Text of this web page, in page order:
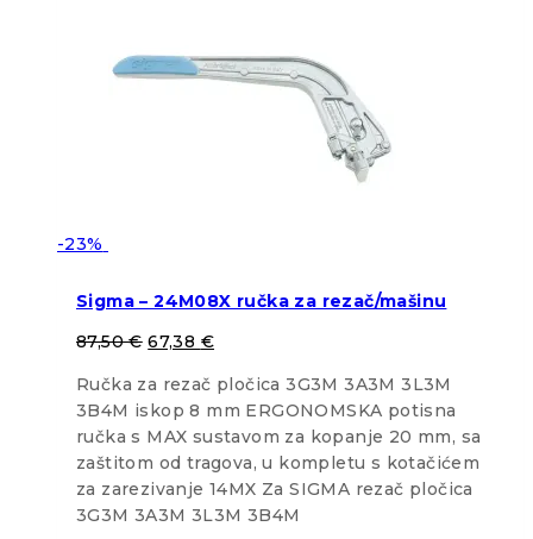
-23%
Sigma – 24M08X ručka za rezač/mašinu
87,50€ 67,38 €
Ručka za rezač pločica 3G3M 3A3M 3L3M
3B4M iskop 8 mm ERGONOMSKA potisna
ručka s MAX sustavom za kopanje 20 mm, sa
zaštitom od tragova, u kompletu s kotačićem
za zarezivanje 14MX Za SIGMA rezač pločica
3G3M 3A3M 3L3M 3B4M